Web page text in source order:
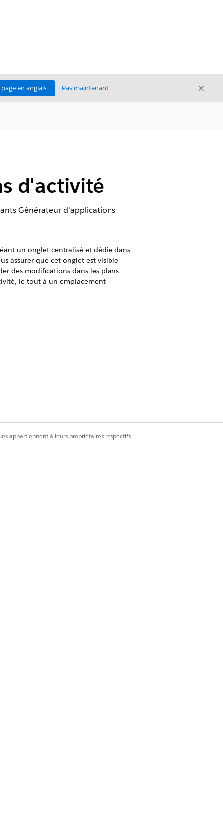
en anglais Pas maintenant Fermer
d'activité
Générateur d'applications
un onglet centralisé et dédié dans
assurer que cet onglet est visible
des modifications dans les plans
le tout à un emplacement
Standardisez cette présentation
de chaque compte. Les
des objectifs.
une vue riche en données des
généraux à une vue précise des
stratégiques. Appliquez des filtres
appartiennent à leurs propriétaires respectifs.